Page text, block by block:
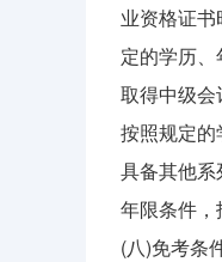
业资格证
定的学历、
取得中级会
按照规定的
具备其他系
年限条件，
(八)免考条